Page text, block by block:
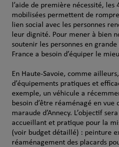
l’aide de première nécessité, les
mobilisées permettent de
lien social avec les personnes
leur dignité. Pour mener à bien
soutenir les personnes en
France a besoin d’équiper le
En Haute-Savoie, comme
d’équipements pratiques et
exemple, un véhicule a
besoin d’être réaménagé en
maraude d’Annecy. L’objectif
accueillant et pratique pour la
(voir budget détaillé) : peinture
réaménagement des placards